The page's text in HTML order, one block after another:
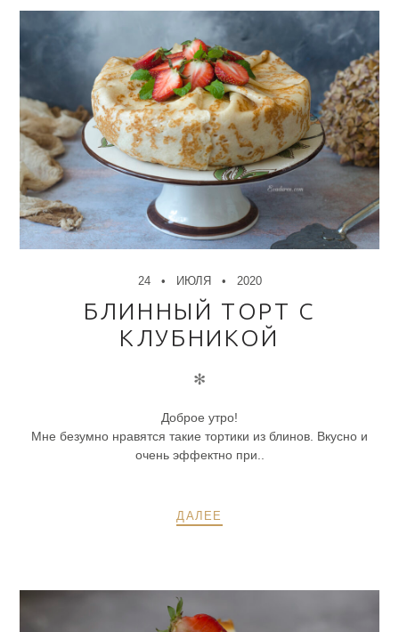
24 ИЮЛЯ 2020
БЛИННЫЙ ТОРТ С
КЛУБНИКОЙ
✻
Доброе утро!
Мне безумно нравятся такие тортики из блинов. Вкусно и
очень эффектно при..
ДАЛЕЕ